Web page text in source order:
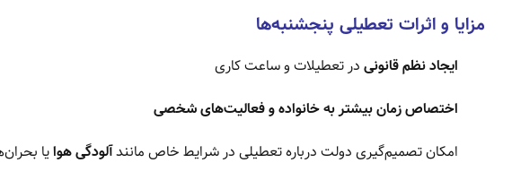
مزایا و اثرات تعطیلی پنجشنبه‌ها
ایجاد نظم قانونی در تعطیلات و ساعت کاری
اختصاص زمان بیشتر به خانواده و فعالیت‌های شخصی
امکان تصمیم‌گیری دولت درباره تعطیلی در شرایط خاص مانندآلودگی هوایا